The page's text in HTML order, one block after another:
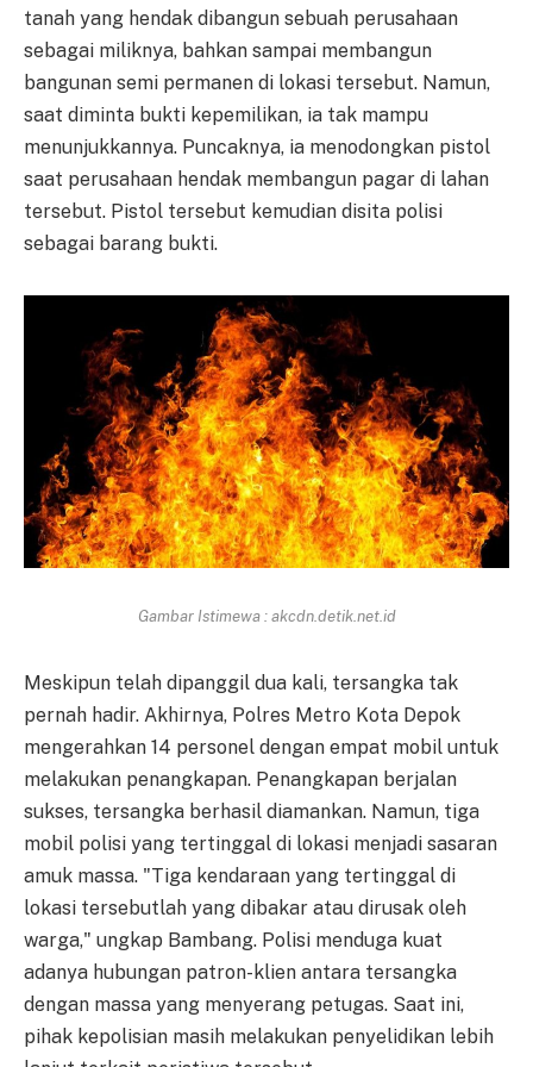
tanah yang hendak dibangun sebuah perusahaan
sebagai miliknya, bahkan sampai membangun
bangunan semi permanen di lokasi tersebut. Namun,
saat diminta bukti kepemilikan, ia tak mampu
menunjukkannya. Puncaknya, ia menodongkan pistol
saat perusahaan hendak membangun pagar di lahan
tersebut. Pistol tersebut kemudian disita polisi
sebagai barang bukti.
Gambar Istimewa : akcdn.detik.net.id
Meskipun telah dipanggil dua kali, tersangka tak
pernah hadir. Akhirnya, Polres Metro Kota Depok
mengerahkan 14 personel dengan empat mobil untuk
melakukan penangkapan. Penangkapan berjalan
sukses, tersangka berhasil diamankan. Namun, tiga
mobil polisi yang tertinggal di lokasi menjadi sasaran
amuk massa. "Tiga kendaraan yang tertinggal di
lokasi tersebutlah yang dibakar atau dirusak oleh
warga," ungkap Bambang. Polisi menduga kuat
adanya hubungan patron-klien antara tersangka
dengan massa yang menyerang petugas. Saat ini,
pihak kepolisian masih melakukan penyelidikan lebih